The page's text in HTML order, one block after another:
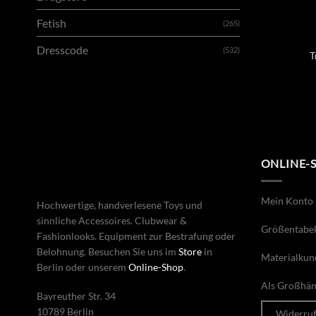
Fetish (265)
Dresscode (532)
Hochwertige, handverlesene Toys und
sinnliche Accessoires. Clubwear &
Fashionlooks. Equipment zur Bestrafung oder
Belohnung. Besuchen Sie uns im Store in
Berlin oder unserem Online-Shop.
Bayreuther Str. 34
10789 Berlin
ONLINE-
Mein Konto
Als